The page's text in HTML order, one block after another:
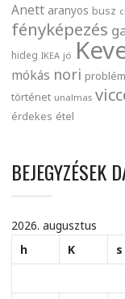
Anett aranyos busz
fényképezés
hideg IKEA jó
mókás nori
történet unalmas
érdekes étel
BEJEGYZÉSEK
2026. augusztus
h
K s